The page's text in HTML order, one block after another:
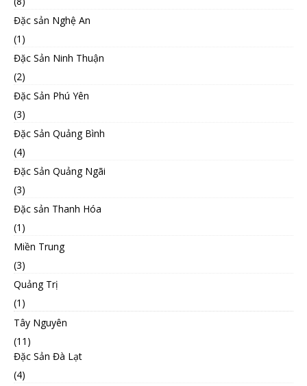
Đặc sản Nghệ An
(1)
Đặc Sản Ninh Thuận
(2)
Đặc Sản Phú Yên
(3)
Đặc Sản Quảng Bình
(4)
Đặc Sản Quảng Ngãi
(3)
Đặc sản Thanh Hóa
(1)
Miền Trung
(3)
Quảng Trị
(1)
Tây Nguyên
(11)
Đặc Sản Đà Lạt
(4)